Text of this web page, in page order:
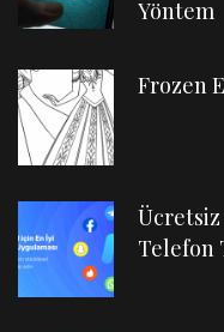
Yöntem
Frozen
Telefon